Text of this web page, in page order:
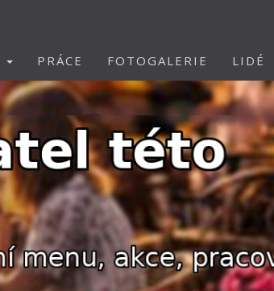
PRÁCE FOTOGALERIE LIDÉ